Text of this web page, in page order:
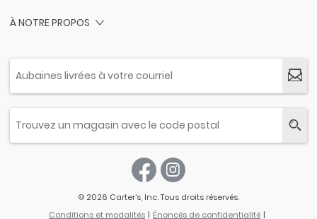
À NOTRE PROPOS
© 2026 Carter’s, Inc. Tous droits réservés.
Conditions et modalités
Énoncés de confidentialité